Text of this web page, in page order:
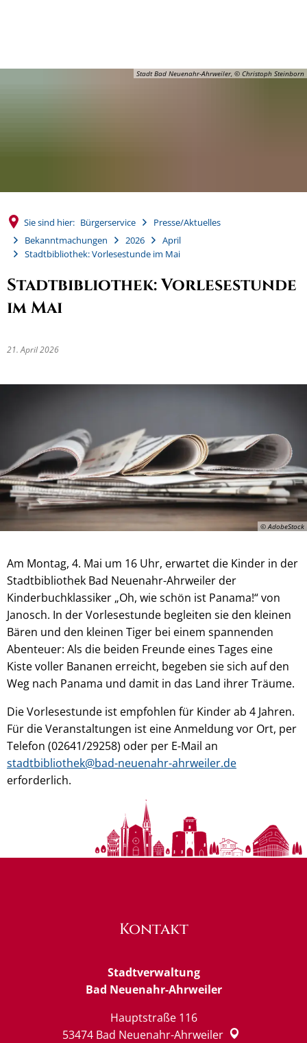
Stadt Bad Neuenahr-Ahrweiler, © Christoph Steinborn
Sie sind hier: Bürgerservice
Presse/Aktuelles
Bekanntmachungen
2026
April
Stadtbibliothek: Vorlesestunde im Mai
Stadtbibliothek: Vorlesestunde
im Mai
21. April 2026
© AdobeStock
Am Montag, 4. Mai um 16 Uhr, erwartet die Kinder in der
Stadtbibliothek Bad Neuenahr-Ahrweiler der
Kinderbuchklassiker „Oh, wie schön ist Panama!“ von
Janosch. In der Vorlesestunde begleiten sie den kleinen
Bären und den kleinen Tiger bei einem spannenden
Abenteuer: Als die beiden Freunde eines Tages eine
Kiste voller Bananen erreicht, begeben sie sich auf den
Weg nach Panama und damit in das Land ihrer Träume.
Die Vorlesestunde ist empfohlen für Kinder ab 4 Jahren.
Für die Veranstaltungen ist eine Anmeldung vor Ort, per
Telefon (02641/29258) oder per E-Mail an
stadtbibliothek@bad-neuenahr-ahrweiler.de
erforderlich.
Kontakt
Stadtverwaltung
Bad Neuenahr-Ahrweiler
Hauptstraße 116
53474 Bad Neuenahr-Ahrweiler